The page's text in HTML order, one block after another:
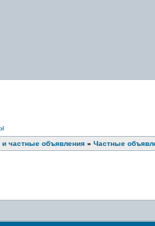
и частные объявления » Частные